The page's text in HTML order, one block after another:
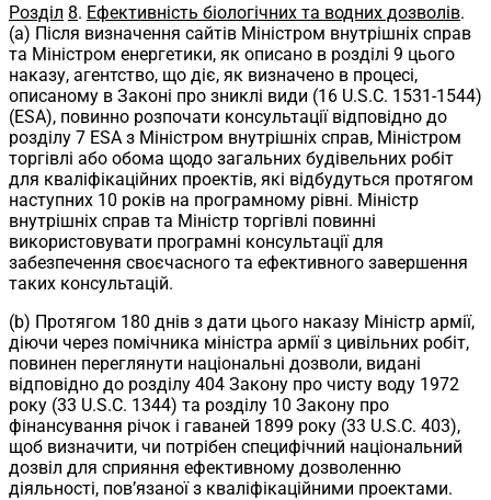
Розділ 8. Ефективність біологічних та водних дозволів.
(a) Після визначення сайтів Міністром внутрішніх справ
та Міністром енергетики, як описано в розділі 9 цього
наказу, агентство, що діє, як визначено в процесі,
описаному в Законі про зниклі види (16 U.S.C. 1531-1544)
(ESA), повинно розпочати консультації відповідно до
розділу 7 ESA з Міністром внутрішніх справ, Міністром
торгівлі або обома щодо загальних будівельних робіт
для кваліфікаційних проектів, які відбудуться протягом
наступних 10 років на програмному рівні. Міністр
внутрішніх справ та Міністр торгівлі повинні
використовувати програмні консультації для
забезпечення своєчасного та ефективного завершення
таких консультацій.
(b) Протягом 180 днів з дати цього наказу Міністр армії,
діючи через помічника міністра армії з цивільних робіт,
повинен переглянути національні дозволи, видані
відповідно до розділу 404 Закону про чисту воду 1972
року (33 U.S.C. 1344) та розділу 10 Закону про
фінансування річок і гаваней 1899 року (33 U.S.C. 403),
щоб визначити, чи потрібен специфічний національний
дозвіл для сприяння ефективному дозволенню
діяльності, пов’язаної з кваліфікаційними проектами.